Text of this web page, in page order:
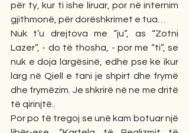
për ty, kur ti ishe liruar, por në internim
gjithmonë, për dorëshkrimet e tua…
Nuk t’u drejtova me “ju”, as “Zotni
Lazer”, - do të thosha, - por me “ti”, se
nuk e doja largësinë, edhe pse ke ikur
larg në Qiell e tani je shpirt dhe frymë
dhe frymëzim. Je shkrirë në ne me dritë
të qirinjtë..
Por po të tregoj se unë kam botuar një